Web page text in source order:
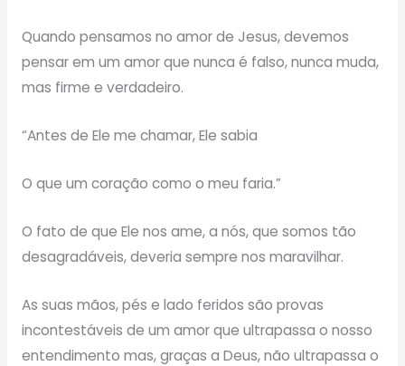
Quando pensamos no amor de Jesus, devemos
pensar em um amor que nunca é falso, nunca muda,
mas firme e verdadeiro.
“Antes de Ele me chamar, Ele sabia
O que um coração como o meu faria.”
O fato de que Ele nos ame, a nós, que somos tão
desagradáveis, deveria sempre nos maravilhar.
As suas mãos, pés e lado feridos são provas
incontestáveis de um amor que ultrapassa o nosso
entendimento mas, graças a Deus, não ultrapassa o